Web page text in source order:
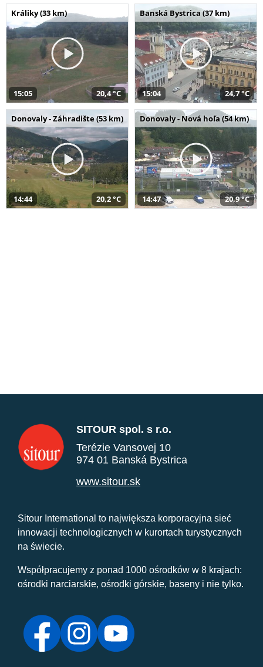
Králiky (33 km)
15:05 20,4 °C
Banská Bystrica (37 km)
15:04 24,7 °C
Donovaly - Záhradište (53 km)
14:44 20,2 °C
Donovaly - Nová hoľa (54 km)
14:47 20,9 °C
SITOUR spol. s r.o.
Terézie Vansovej 10
974 01 Banská Bystrica
www.sitour.sk
Sitour International to największa korporacyjna sieć
innowacji technologicznych w kurortach turystycznych
na świecie.
Współpracujemy z ponad 1000 ośrodków w 8 krajach:
ośrodki narciarskie, ośrodki górskie, baseny i nie tylko.